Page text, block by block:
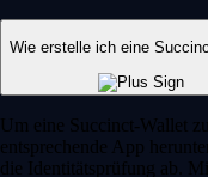
Wie erstelle ich eine
Um eine Succinct-Wallet
entsprechende App
die Identitätsprüfung ab.